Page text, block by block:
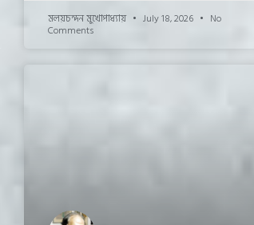
মলয়চন্দন মুখোপাধ্যায়
July 18, 2026 No
Comments